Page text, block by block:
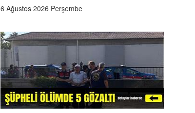
6 Ağustos 2026 Perşembe